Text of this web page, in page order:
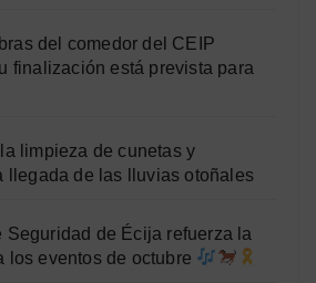
del comedor del CEIP
finalización está prevista para
limpieza de cunetas y
llegada de las lluvias otoñales
Seguridad de Écija refuerza la
los eventos de octubre